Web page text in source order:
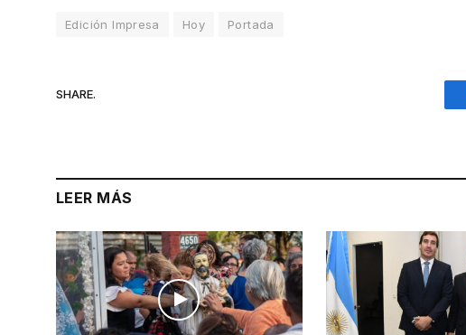
Edición Impresa Hoy Portada
SHARE.
LEER MÁS